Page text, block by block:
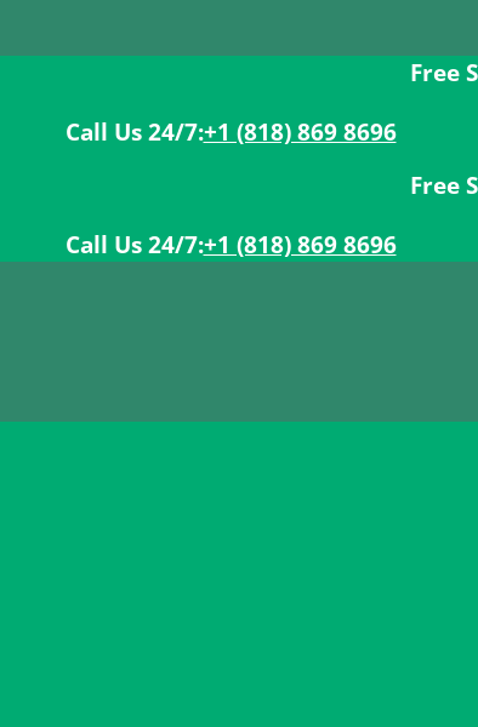
Free
Call Us 24/7:ㅤ+1 (818) 869 8696
Free
Call Us 24/7:ㅤ+1 (818) 869 8696